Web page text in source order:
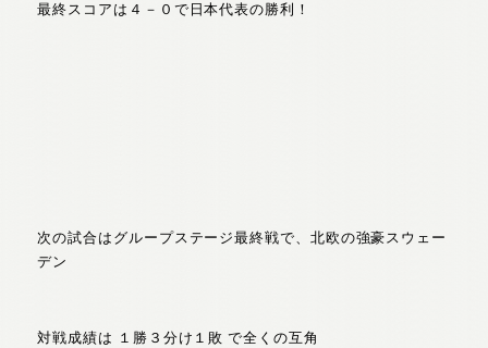
最終スコアは４－０で日本代表の勝利！
次の試合はグループステージ最終戦で、北欧の強豪スウェー
デン
対戦成績は １勝３分け１敗 で全くの互角